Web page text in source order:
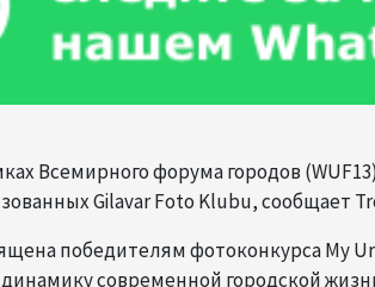
Всемирного форума городов
Gilavar Foto Klubu, сообщает
победителям фотоконкурса My
современной городской